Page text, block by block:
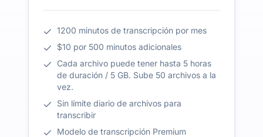
1200 minutos de transcripción por mes
$10 por 500 minutos adicionales
Cada archivo puede tener hasta 5 horas
de duración / 5 GB. Sube 50 archivos a la
vez.
Sin límite diario de archivos para
transcribir
Modelo de transcripción Premium